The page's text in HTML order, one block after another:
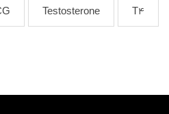
T4
Testosterone